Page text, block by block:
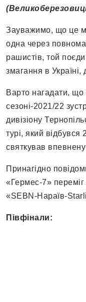
Зауважимо, що це
одна через
рашистів, той
змагання в Україні,
Варто нагадати, що
сезоні-2021/22
дивізіону
турі, який відбувся
святкував
Принагідно
«Гермес-7»
«SEBN-Нараїв-
Півфінали: